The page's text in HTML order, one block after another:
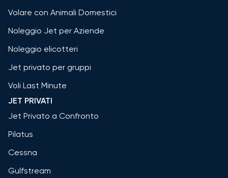
Volare con Animali Domestici
Noleggio Jet per Aziende
Noleggio elicotteri
Jet privato per gruppi
Voli Last Minute
JET PRIVATI
Jet Privato a Confronto
Pilatus
Cessna
Gulfstream